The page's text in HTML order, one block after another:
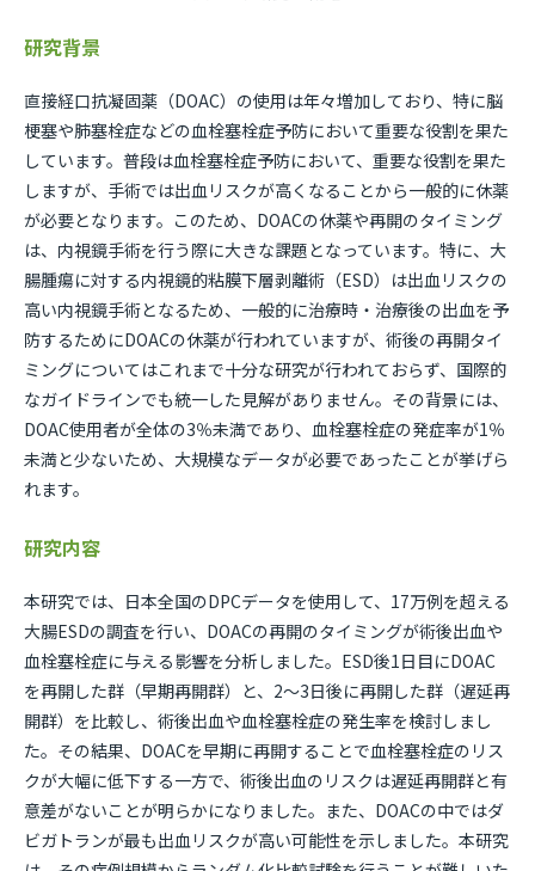
研究背景
直接経口抗凝固薬（DOAC）の使用は年々増加しており、特に脳
梗塞や肺塞栓症などの血栓塞栓症予防において重要な役割を果た
しています。普段は血栓塞栓症予防において、重要な役割を果た
しますが、手術では出血リスクが高くなることから一般的に休薬
が必要となります。このため、DOACの休薬や再開のタイミング
は、内視鏡手術を行う際に大きな課題となっています。特に、大
腸腫瘍に対する内視鏡的粘膜下層剥離術（ESD）は出血リスクの
高い内視鏡手術となるため、一般的に治療時・治療後の出血を予
防するためにDOACの休薬が行われていますが、術後の再開タイ
ミングについてはこれまで十分な研究が行われておらず、国際的
なガイドラインでも統一した見解がありません。その背景には、
DOAC使用者が全体の3％未満であり、血栓塞栓症の発症率が1％
未満と少ないため、大規模なデータが必要であったことが挙げら
れます。
研究内容
本研究では、日本全国のDPCデータを使用して、17万例を超える
大腸ESDの調査を行い、DOACの再開のタイミングが術後出血や
血栓塞栓症に与える影響を分析しました。ESD後1日目にDOAC
を再開した群（早期再開群）と、2～3日後に再開した群（遅延再
開群）を比較し、術後出血や血栓塞栓症の発生率を検討しまし
た。その結果、DOACを早期に再開することで血栓塞栓症のリス
クが大幅に低下する一方で、術後出血のリスクは遅延再開群と有
意差がないことが明らかになりました。また、DOACの中ではダ
ビガトランが最も出血リスクが高い可能性を示しました。本研究